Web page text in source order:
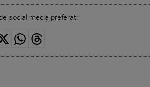
social media preferat: